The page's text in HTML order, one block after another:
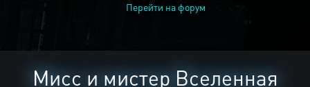
Перейти на форум
Мисс и мистер Вселенная